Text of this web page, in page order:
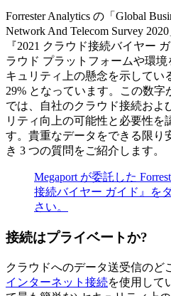
Forrester Analytics の「Global
Network And Telecom Survey 2020
『2021 クラウド接続バイヤー
ラウド プラットフォームや環
キュリティ上の懸念を示してい
29% となっています。この数
では、自社のクラウド接続およ
リティ向上の可能性と必要性を
す。貴重なデータをできる限り
き 3 つの質問をご紹介します。
Megaport が委託した
接続バイヤー ガイド』を
さい。
接続はプライベートか?
クラウドへのデータ送受信のど
インターネット接続を使用して